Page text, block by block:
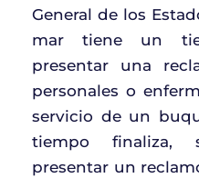
General de los
mar tiene un
presentar una
personales o
servicio de un
tiempo finaliza,
presentar un